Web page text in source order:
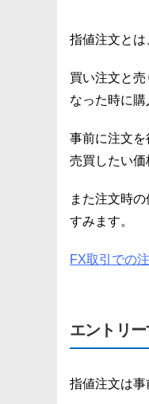
指値注文とは
買い注文と
なった時に購
事前に注文を
売買したい価
また注文時
すみます。
FX取引での
エントリ
指値注文は事